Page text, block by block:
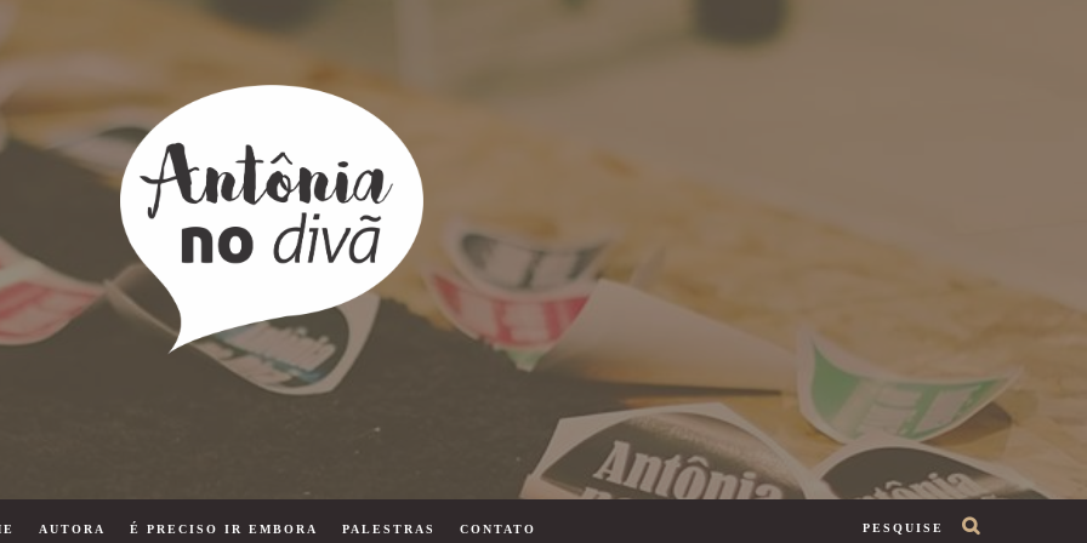
PESQUISE
AUTORA É PRECISO IR EMBORA PALESTRAS CONTATO